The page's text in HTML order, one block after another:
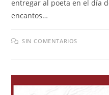
entregar al poeta en el día
encantos…
SIN COMENTARIOS